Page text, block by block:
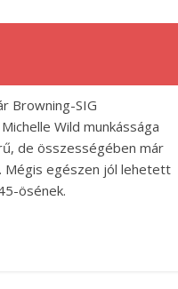
Browning-SIG
Wild munkássága
de összességében már
Mégis egészen jól lehetett
ösének.